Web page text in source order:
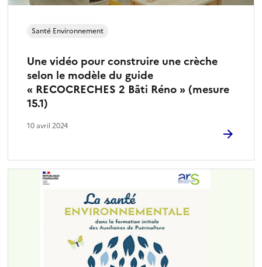
Une vidéo pour construire une crèche
selon le modèle du guide
« RECOCRECHES 2 Bâti Réno » (mesure
15.1)
Santé Environnement
10 avril 2024